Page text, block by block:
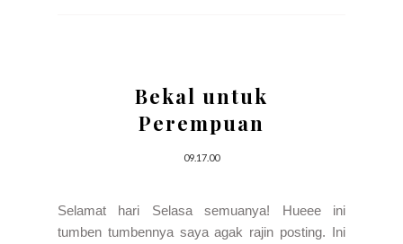
Bekal untuk
Perempuan
09.17.00
Selamat hari Selasa semuanya! Hueee ini
tumben tumbennya saya agak rajin posting. Ini